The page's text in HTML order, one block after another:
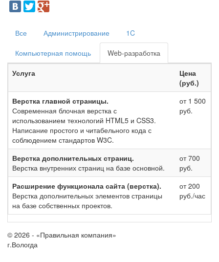
Все Администрирование 1C
Компьютерная помощь Web-разработка
Услуга
Цена
(руб.)
Верстка главной страницы.
Современная блочная верстка с
использованием технологий HTML5 и CSS3.
Написание простого и читабельного кода с
соблюдением стандартов W3C.
от 1 500
руб.
Верстка дополнительных страниц.
Верстка внутренних страниц на базе основной.
от 700
руб.
Расширение функционала сайта (верстка).
Верстка дополнительных элементов страницы
на базе собственных проектов.
от 200
руб./час
© 2026 - «Правильная компания»
г.Вологда